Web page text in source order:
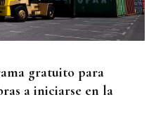
gratuito para
a iniciarse en la